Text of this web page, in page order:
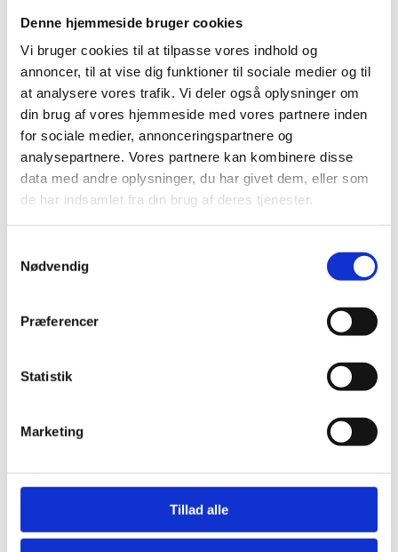
Denne hjemmeside bruger cookies
Vi bruger cookies til at tilpasse vores indhold og
annoncer, til at vise dig funktioner til sociale medier og til
at analysere vores trafik. Vi deler også oplysninger om
din brug af vores hjemmeside med vores partnere inden
for sociale medier, annonceringspartnere og
analysepartnere. Vores partnere kan kombinere disse
data med andre oplysninger, du har givet dem, eller som
de har indsamlet fra din brug af deres tjenester.
Nødvendig
Præferencer
Statistik
Marketing
Tillad alle